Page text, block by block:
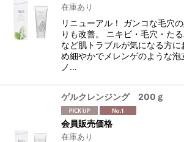
在庫あり
リニューアル！ ガンコな毛穴
りも改善。 ニキビ・毛穴・た
など肌トラブルが気になる方に
め細やかでメレンゲのような泡
ノ…
ゲルクレンジング 200ｇ
会員販売価格
在庫あり